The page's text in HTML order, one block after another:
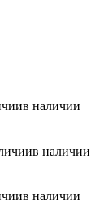
в наличии
в наличии
в наличии